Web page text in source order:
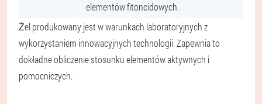
elementów fitoncidowych.
Żel produkowany jest w warunkach laboratoryjnych z
wykorzystaniem innowacyjnych technologii. Zapewnia to
dokładne obliczenie stosunku elementów aktywnych i
pomocniczych.